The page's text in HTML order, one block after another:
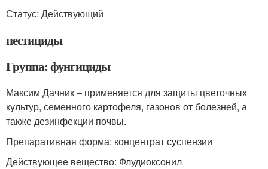
Статус: Действующий
пестициды
Группа: фунгициды
Максим Дачник – применяется для защиты цветочных
культур, семенного картофеля, газонов от болезней, а
также дезинфекции почвы.
Препаративная форма: концентрат суспензии
Действующее вещество: Флудиоксонил